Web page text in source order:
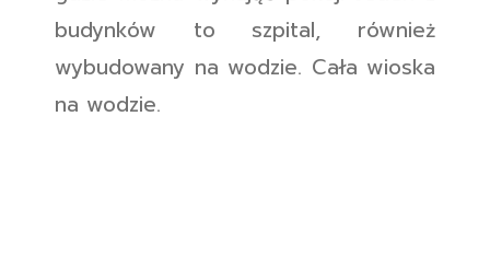
budynków to szpital, również
wybudowany na wodzie. Cała wioska
na wodzie.